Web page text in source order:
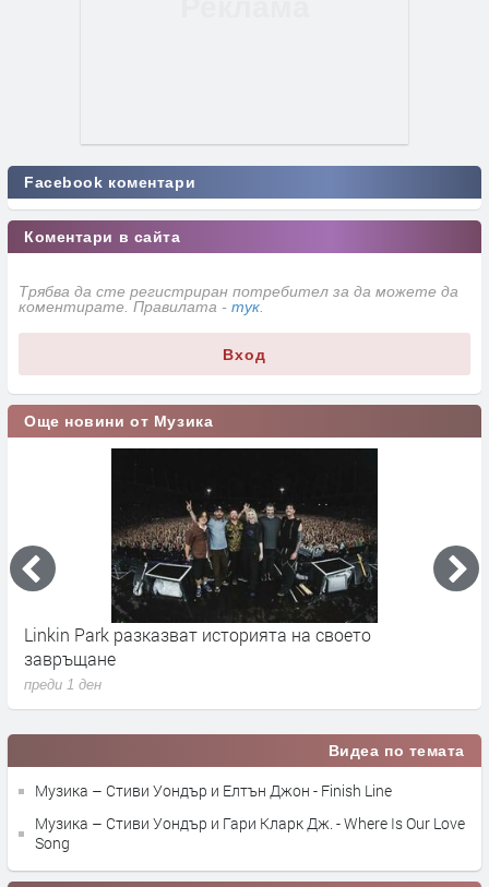
Facebook коментари
Коментари в сайта
Трябва да сте регистриран потребител за да можете да
коментирате. Правилата - тук
Вход
Още новини от Музика
Linkin Park разказват историята на своето
завръщане
преди 1 ден
Видеа по темата
Музика – Стиви Уондър и Елтън Джон - Finish Line
Музика – Стиви Уондър и Гари Кларк Дж. - Where Is Our Love
Song